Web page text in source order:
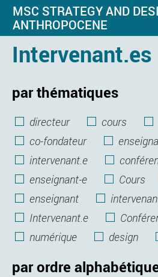
MSC STRATEGY AND
ANTHROPOCENE
Intervenant.es
par thématiques
directeur cours
co-fondateur
intervenant.e
enseignant-e
Cours
enseignant
Intervenant.e
numérique
design
par ordre